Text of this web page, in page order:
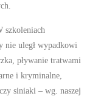
szkoleniach
nie uległ wypadkowi
pływanie tratwami
i kryminalne,
siniaki – wg. naszej